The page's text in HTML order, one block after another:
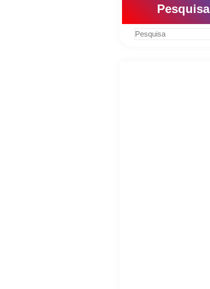
Pesquisa